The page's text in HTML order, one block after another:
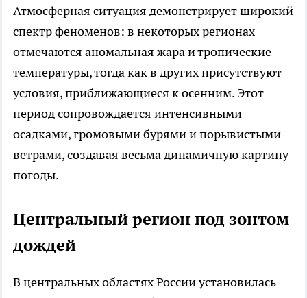
Атмосферная ситуация демонстрирует широкий
спектр феноменов: в некоторых регионах
отмечаются аномальная жара и тропические
температуры, тогда как в других присутствуют
условия, приближающиеся к осенним. Этот
период сопровождается интенсивными
осадками, громовыми бурями и порывистыми
ветрами, создавая весьма динамичную картину
погоды.
Центральный регион под зонтом
дождей
В центральных областях России установилась